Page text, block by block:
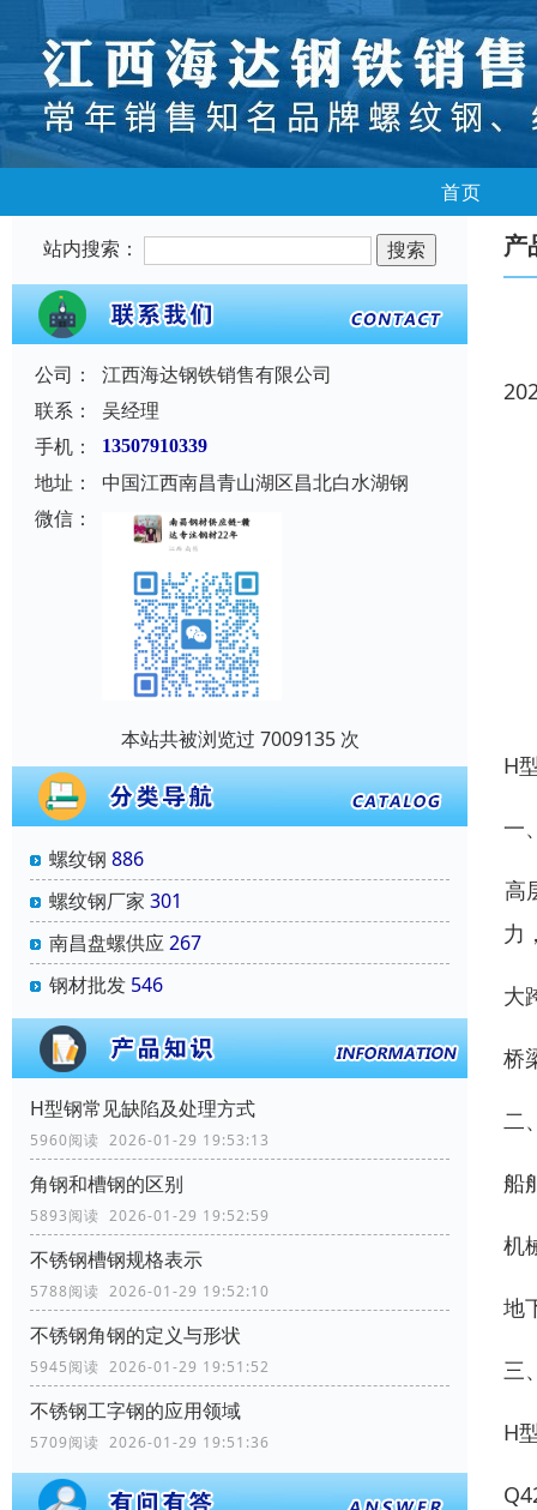
首页
站内搜索：
公司：
江西海达钢铁销售有限公司
联系：
吴经理
手机：
13507910339
地址：
中国江西南昌青山湖区昌北白水湖钢
微信：
本站共被浏览过 7009135 次
螺纹钢 886
螺纹钢厂家 301
南昌盘螺供应267
钢材批发 546
H型钢常见缺陷及处理方式
5960阅读 2026-01-29 19:53:13
角钢和槽钢的区别
5893阅读 2026-01-29 19:52:59
不锈钢槽钢规格表示
5788阅读 2026-01-29 19:52:10
不锈钢角钢的定义与形状
5945阅读 2026-01-29 19:51:52
不锈钢工字钢的应用领域
5709阅读 2026-01-29 19:51:36
产
H
一
高
力
大
桥
二
船
机
地
三
H